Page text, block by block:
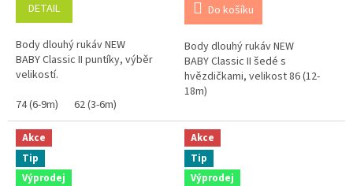
5,0
5
hvězdiček.
DETAIL
Body dlouhý rukáv NEW
BABY Classic II puntíky, výběr
velikostí.
74 (6-9m)
62 (3-6m)
5,0
5
hvězdiček.
Do košíku
Body dlouhý rukáv NEW
BABY Classic II šedé s
hvězdičkami, velikost 86 (12-
18m)
Akce
Tip
Výprodej
Akce
Tip
Výprodej